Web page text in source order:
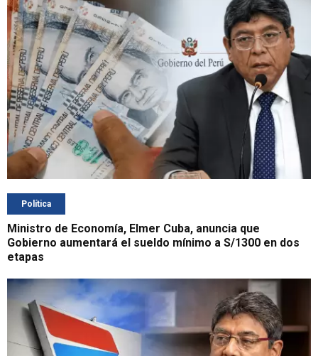
Política
Ministro de Economía, Elmer Cuba, anuncia que
Gobierno aumentará el sueldo mínimo a S/1300 en dos
etapas